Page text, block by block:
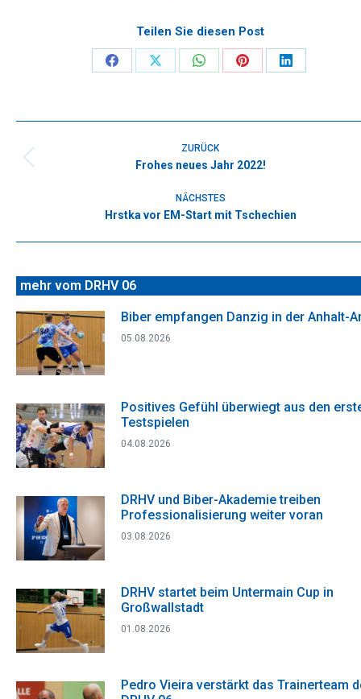
Teilen Sie diesen Post
Share
Facebook
Share
X
Share
WhatsApp
Share
Pinterest
Share
LinkedIn
ZURÜCK
Vorheriger
Frohes neues Jahr 2022!
NÄCHSTES
Nächster
Hrstka vor EM-Start mit Tschechien
mehr vom DRHV 06
Biber empfangen Danzig in der Anhalt-
05.08.2026
Positives Gefühl überwiegt aus den
Testspielen
04.08.2026
DRHV und Biber-Akademie treiben
Professionalisierung weiter voran
03.08.2026
DRHV startet beim Untermain Cup in
Großwallstadt
01.08.2026
Pedro Vieira verstärkt das Trainerteam